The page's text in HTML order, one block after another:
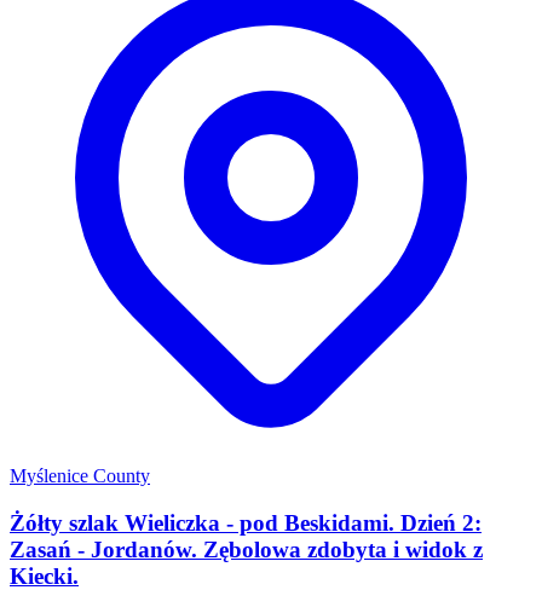
Myślenice County
Żółty szlak Wieliczka - pod Beskidami. Dzień 2:
Zasań - Jordanów. Zębolowa zdobyta i widok z
Kiecki.